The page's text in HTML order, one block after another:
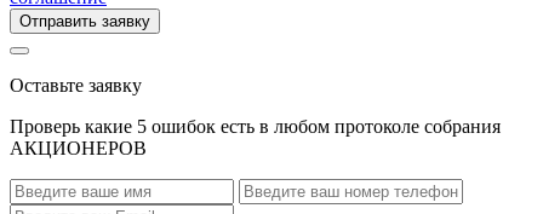
Отправить заявку
Оставьте заявку
Проверь какие 5 ошибок есть в любом протоколе собрания
АКЦИОНЕРОВ